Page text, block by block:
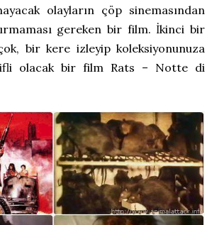
olayların çöp sinemasından
gereken bir film. İkinci bir
bir kere izleyip koleksiyonunuza
olacak bir film Rats – Notte di